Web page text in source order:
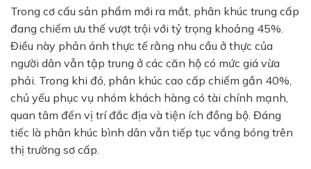
Trong cơ cấu sản phẩm mới ra mắt, phân khúc trung cấp
đang chiếm ưu thế vượt trội với tỷ trọng khoảng 45%.
Điều này phản ánh thực tế rằng nhu cầu ở thực của
người dân vẫn tập trung ở các căn hộ có mức giá vừa
phải. Trong khi đó, phân khúc cao cấp chiếm gần 40%,
chủ yếu phục vụ nhóm khách hàng có tài chính mạnh,
quan tâm đến vị trí đắc địa và tiện ích đồng bộ. Đáng
tiếc là phân khúc bình dân vẫn tiếp tục vắng bóng trên
thị trường sơ cấp.